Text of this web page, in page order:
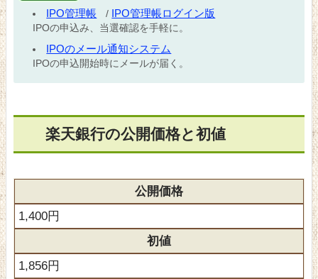
IPO管理帳 / IPO管理帳ログイン版
IPOの申込み、当選確認を手軽に。
IPOのメール通知システム
IPOの申込開始時にメールが届く。
楽天銀行の公開価格と初値
公開価格
1,400円
初値
1,856円